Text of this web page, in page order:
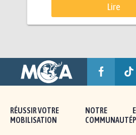
Lire
RÉUSSIR VOTRE
MOBILISATION
NOTRE
COMMUNAUTÉ